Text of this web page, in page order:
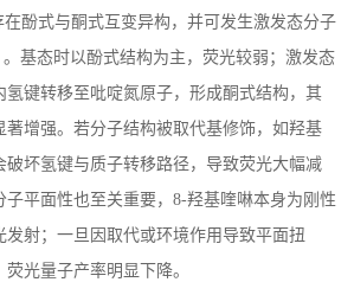
在酚式与酮式互变异构，并可发生激发态分子
。基态时以酚式结构为主，荧光较弱；激发态
氢键转移至吡啶氮原子，形成酮式结构，其
著增强。若分子结构被取代基修饰，如羟基
破坏氢键与质子转移路径，导致荧光大幅减
平面性也至关重要， 8-羟基喹啉本身为刚性
发射；一旦因取代或环境作用导致平面扭
光量子产率明显下降。